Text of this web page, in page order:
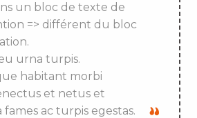
un bloc de texte de
=> différent du bloc
urna turpis.
habitant morbi
et netus et
fames ac turpis egestas.